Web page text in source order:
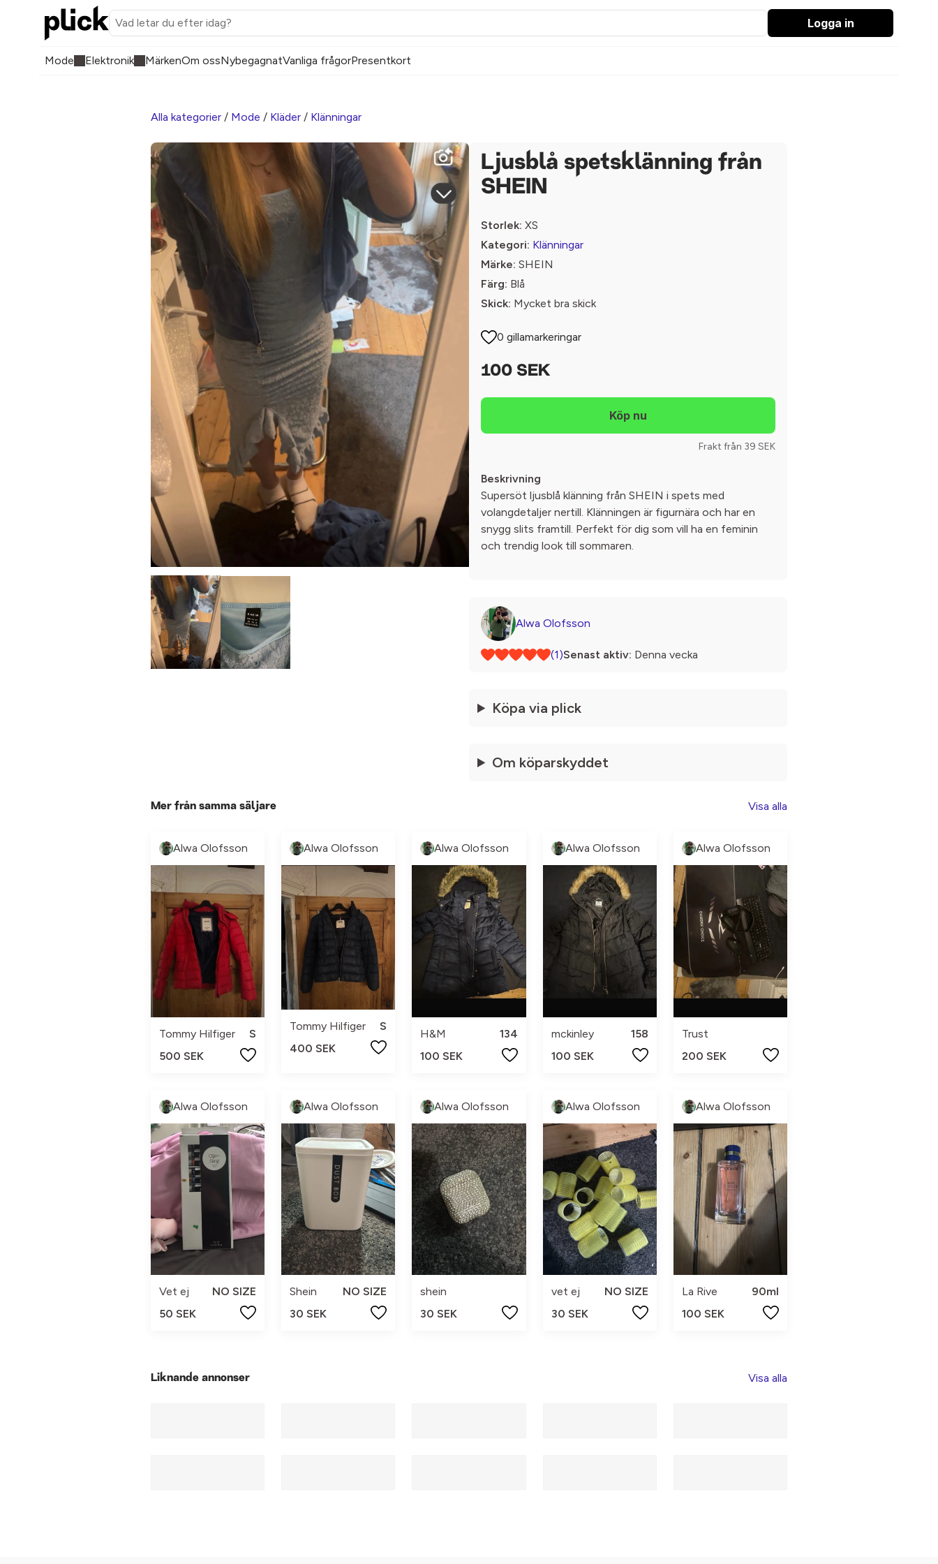
Logga in
Mode Elektronik MärkenOm ossNybegagnatVanliga frågorPresentkort
Alla kategorier / Mode / Kläder / Klänningar
Ljusblå spetsklänning från
SHEIN
Storlek: XS
Kategori: Klänningar
Märke: SHEIN
Färg: Blå
Skick: Mycket bra skick
0 gillamarkeringar
100 SEK
Frakt från 39 SEK
Beskrivning
Supersöt ljusblå klänning från SHEIN i spets med
volangdetaljer nertill. Klänningen är figurnära och har en
snygg slits framtill. Perfekt för dig som vill ha en feminin
och trendig look till sommaren.
Alwa Olofsson
(1)Senast aktiv: Denna vecka
Köpa via plick
Om köparskyddet
Mer från samma säljare Visa alla
Alwa Olofsson
Tommy Hilfiger
S
500 SEK
Alwa Olofsson
Tommy Hilfiger
S
400 SEK
Alwa Olofsson
H&M
134
100 SEK
Alwa Olofsson
mckinley
158
100 SEK
Alwa Olofsson
Trust
200 SEK
Alwa Olofsson
Vet ej
NO SIZE
50 SEK
Alwa Olofsson
Shein
NO SIZE
30 SEK
Alwa Olofsson
shein
30 SEK
Alwa Olofsson
vet ej
NO SIZE
30 SEK
Alwa Olofsson
La Rive
90ml
100 SEK
Liknande annonser Visa alla